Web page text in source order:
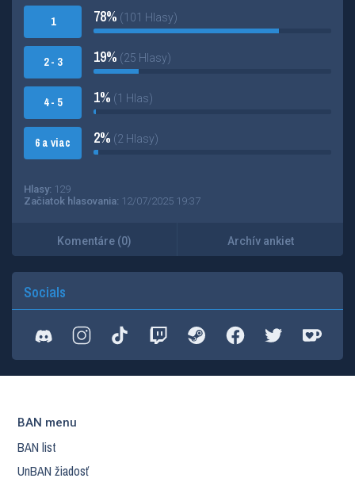
1
2 - 3
4 - 5
6 a viac
78% (101 Hlasy)
19% (25 Hlasy)
1% (1 Hlas)
2% (2 Hlasy)
Hlasy: 129
Začiatok hlasovania: 12/07/2025 19:37
Komentáre (0) Archív ankiet
Socials
BAN menu
BAN list
UnBAN žiadosť